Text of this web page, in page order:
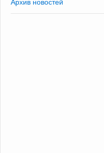
Архив новостей